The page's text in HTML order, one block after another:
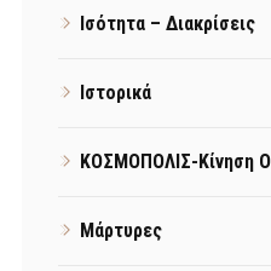
Ισότητα – Διακρίσεις
Ιστορικά
ΚΟΣΜΟΠΟΛΙΣ-Κίνηση
Μάρτυρες